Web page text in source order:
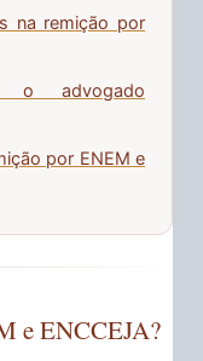
na remição por
o advogado
por ENEM e
e ENCCEJA?